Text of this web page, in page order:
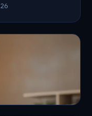
รรงบอย่างไรไม่